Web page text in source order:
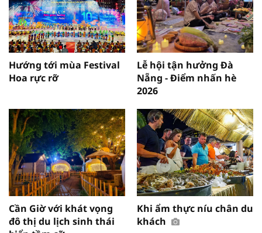
Hướng tới mùa Festival
Hoa rực rỡ
Lễ hội tận hưởng Đà
Nẵng - Điểm nhấn hè
2026
Cần Giờ với khát vọng
đô thị du lịch sinh thái
Khi ẩm thực níu chân du
khách